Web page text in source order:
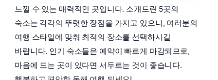
느낄 수 있는 매력적인 곳입니다. 소개드린 5곳의
숙소는 각각의 뚜렷한 장점을 가지고 있으니, 여러분의
여행 스타일에 맞춰 최적의 장소를 선택하시길
바랍니다. 인기 숙소들은 예약이 빠르게 마감되므로,
마음에 드는 곳이 있다면 서두르는 것이 좋습니다.